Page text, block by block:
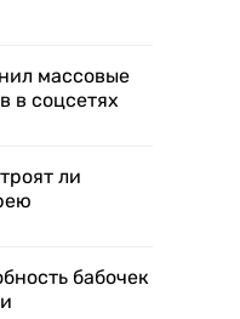
массовые
в соцсетях
ли
бабочек